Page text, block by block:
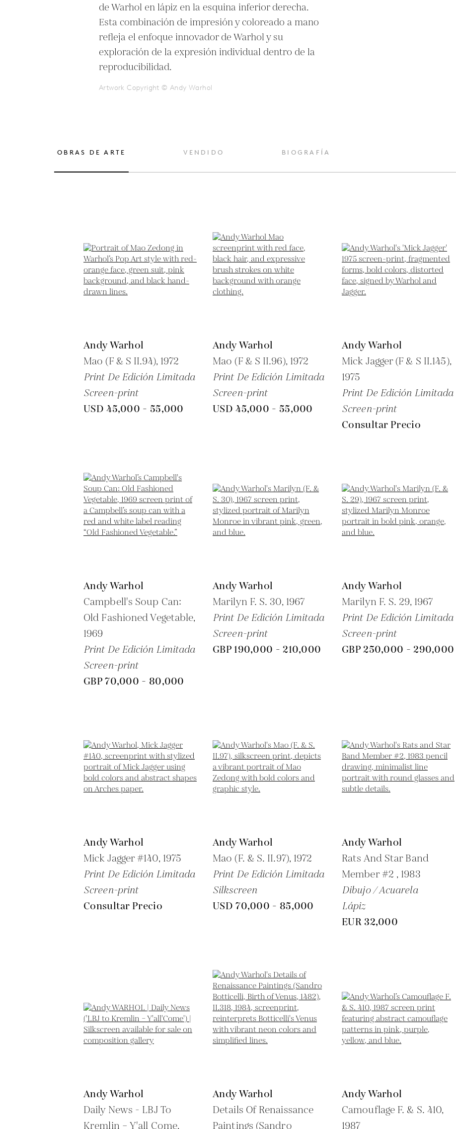
de Warhol en lápiz en la esquina inferior derecha.
Esta combinación de impresión y coloreado a mano
refleja el enfoque innovador de Warhol y su
exploración de la expresión individual dentro de la
reproducibilidad.
Artwork Copyright © Andy Warhol
OBRAS DE ARTE VENDIDO BIOGRAFÍA
Andy Warhol
Mao (F & S II.94), 1972
Print De Edición Limitada
Screen-print
USD 45,000 - 55,000
Andy Warhol
Mao (F & S II.96), 1972
Print De Edición Limitada
Screen-print
USD 45,000 - 55,000
Andy Warhol
Mick Jagger (F & S II.145),
1975
Print De Edición Limitada
Screen-print
Consultar Precio
Andy Warhol
Campbell's Soup Can:
Old Fashioned Vegetable,
1969
Print De Edición Limitada
Screen-print
GBP 70,000 - 80,000
Andy Warhol
Marilyn F. S. 30, 1967
Print De Edición Limitada
Screen-print
GBP 190,000 - 210,000
Andy Warhol
Marilyn F. S. 29, 1967
Print De Edición Limitada
Screen-print
GBP 250,000 - 290,000
Andy Warhol
Mick Jagger #140, 1975
Print De Edición Limitada
Screen-print
Consultar Precio
Andy Warhol
Mao (F. & S. II.97), 1972
Print De Edición Limitada
Silkscreen
USD 70,000 - 85,000
Andy Warhol
Rats And Star Band
Member #2 , 1983
Dibujo / Acuarela
Lápiz
EUR 32,000
Andy Warhol
Daily News - LBJ To
Kremlin – Y'all Come,
Andy Warhol
Details Of Renaissance
Paintings (Sandro
Andy Warhol
Camouflage F. & S. 410,
1987